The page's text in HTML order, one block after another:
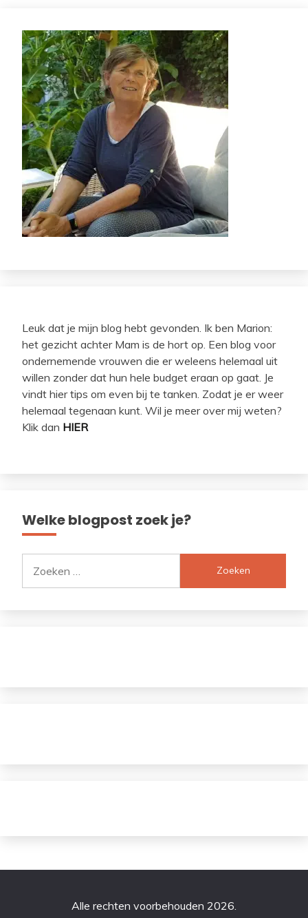
Leuk dat je mijn blog hebt gevonden. Ik ben Marion:
het gezicht achter Mam is de hort op. Een blog voor
ondernemende vrouwen die er weleens helemaal uit
willen zonder dat hun hele budget eraan op gaat. Je
vindt hier tips om even bij te tanken. Zodat je er weer
helemaal tegenaan kunt. Wil je meer over mij weten?
Klik dan HIER
Welke blogpost zoek je?
naar:
Alle rechten voorbehouden 2026.